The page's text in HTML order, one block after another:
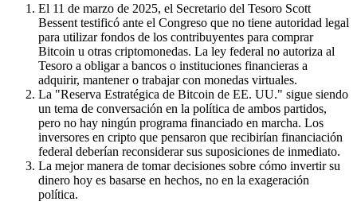
El 11 de marzo de 2025, el Secretario del Tesoro Scott
Bessent testificó ante el Congreso que no tiene autoridad legal
para utilizar fondos de los contribuyentes para comprar
Bitcoin u otras criptomonedas. La ley federal no autoriza al
Tesoro a obligar a bancos o instituciones financieras a
adquirir, mantener o trabajar con monedas virtuales.
La "Reserva Estratégica de Bitcoin de EE. UU." sigue siendo
un tema de conversación en la política de ambos partidos,
pero no hay ningún programa financiado en marcha. Los
inversores en cripto que pensaron que recibirían financiación
federal deberían reconsiderar sus suposiciones de inmediato.
La mejor manera de tomar decisiones sobre cómo invertir su
dinero hoy es basarse en hechos, no en la exageración
política.